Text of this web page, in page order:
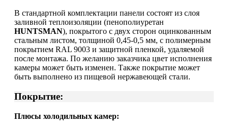
В стандартной комплектации панели состоят из слоя
заливной теплоизоляции (пенополиуретан
HUNTSMAN), покрытого с двух сторон оцинкованным
стальным листом, толщиной 0,45-0,5 мм, с полимерным
покрытием RAL 9003 и защитной пленкой, удаляемой
после монтажа. По желанию заказчика цвет исполнения
камеры может быть изменен. Также покрытие может
быть выполнено из пищевой нержавеющей стали.
Покрытие:
Плюсы холодильных камер: